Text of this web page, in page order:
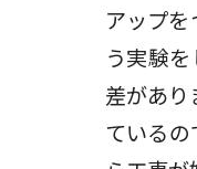
アップ
う実験
差があ
ている